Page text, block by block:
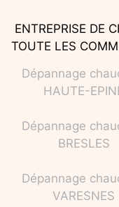
ENTREPRISE DE
TOUTE LES
Dépannage
HAUTE-
Dépannage
BRESLES
Dépannage
VARESNES